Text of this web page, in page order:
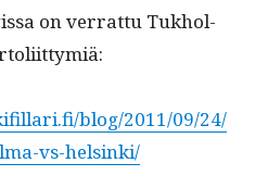
on ver­rat­tu Tukhol­
blog/2011/09/24/
vs-helsinki/